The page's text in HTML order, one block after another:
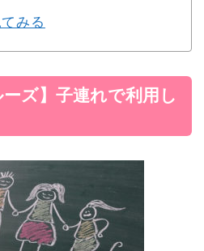
みる
ーズ】子連れで利用し